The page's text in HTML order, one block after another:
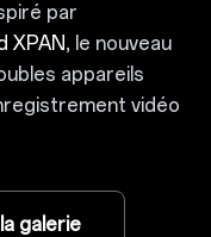
par
XPAN, le nouveau
appareils
vidéo
galerie